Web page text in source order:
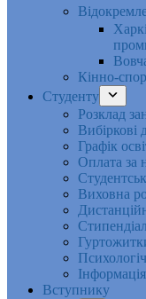
Кінно-
Студенту
Розклад
Вибіркові
Графік
Оплата за
Виховна
Вступнику